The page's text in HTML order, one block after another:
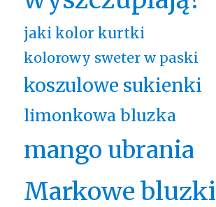
jaki kolor kurtki
kolorowy sweter w paski
koszulowe sukienki
limonkowa bluzka
mango ubrania
Markowe bluzki